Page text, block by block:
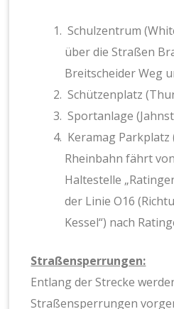
Schulzentrum
über die Straßen
Breitscheider Weg
Schützenplatz
Sportanlage
Keramag Parkplatz
Rheinbahn fährt
Haltestelle
der Linie O16
Kessel“) nach
Straßensperrungen:
Entlang der Strecke
Straßensperrungen